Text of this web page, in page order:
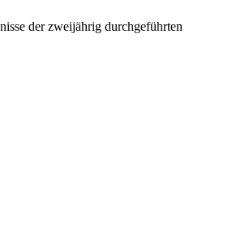
der zweijährig durchgeführten